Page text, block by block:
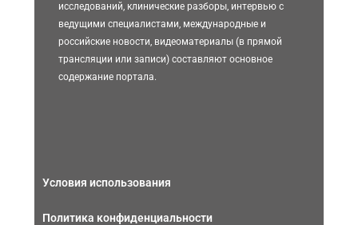
исследований, клинические разборы, интервью с
ведущими специалистами, международные и
российские новости, видеоматериалы (в прямой
трансляции или записи) составляют основное
содержание портала.
Условия использования
Политика конфиденциальности